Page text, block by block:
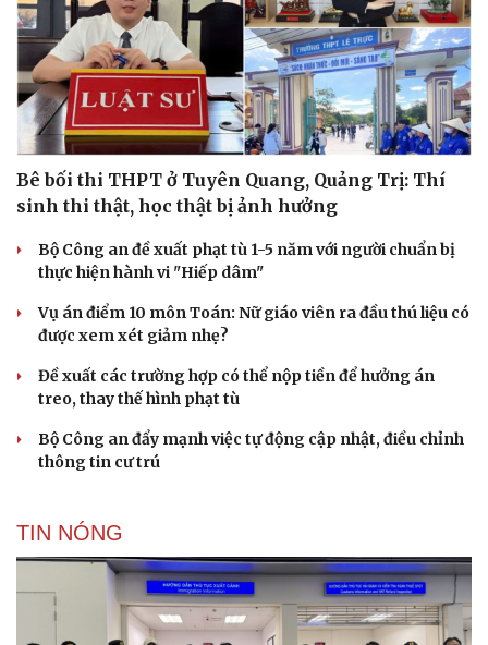
Du lịch
Podcast
Câu chuyện thời sự
Bê bối thi THPT ở Tuyên Quang, Quảng Trị: Thí
sinh thi thật, học thật bị ảnh hưởng
Bộ Công an đề xuất phạt tù 1-5 năm với người chuẩn bị
thực hiện hành vi "Hiếp dâm"
Vụ án điểm 10 môn Toán: Nữ giáo viên ra đầu thú liệu có
được xem xét giảm nhẹ?
Đề xuất các trường hợp có thể nộp tiền để hưởng án
treo, thay thế hình phạt tù
Bộ Công an đẩy mạnh việc tự động cập nhật, điều chỉnh
thông tin cư trú
TIN NÓNG